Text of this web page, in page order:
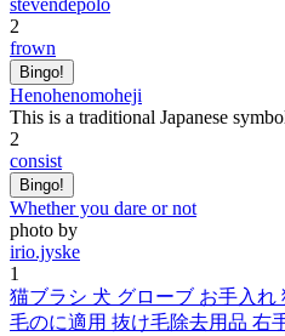
stevendepolo
2
frown
Bingo!
Henohenomoheji
This is a traditional Japanese
2
consist
Bingo!
Whether you dare or not
photo by
irio.jyske
1
猫ブラシ 犬 グローブ お手入れ
毛のに適用 抜け毛除去用品 右